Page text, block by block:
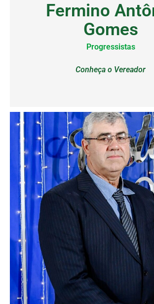
Fermino
Gomes
Progressistas
Conheça o Vereador